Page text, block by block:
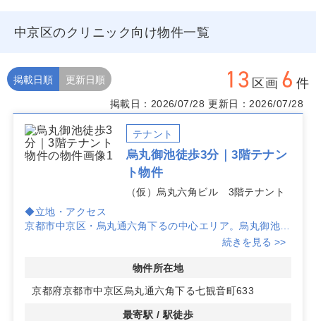
精査してください。医療モールは早期立ち上がりと相互
京都市中京区でクリニックの物件を比較検討される際
は、開業計画や診療科に合わせた候補抽出や条件交渉、
ない情報も含め、まずは具体要件をお知らせください。
中京区のクリニック向け物件一覧
13 区画 6 件
掲載日順 更新日順
掲載日：2026/07/28 更新日：2026/07/28
テナント
烏丸御池徒歩3分｜3階テナン
ト物件
（仮）烏丸六角ビル 3階テナント
◆立地・アクセス
京都市中京区・烏丸通六角下るの中心エリア。烏丸御池
駅・四条駅・烏丸駅の各駅から徒歩3分のトリプルアクセ
◆集患力を高める周辺テナント計画
1階にドラッグストア（調整併設）予定、2階に100円ショ
続きを見る >>
物件所在地
京都府京都市中京区烏丸通六角下る七観音町633
最寄駅 / 駅徒歩